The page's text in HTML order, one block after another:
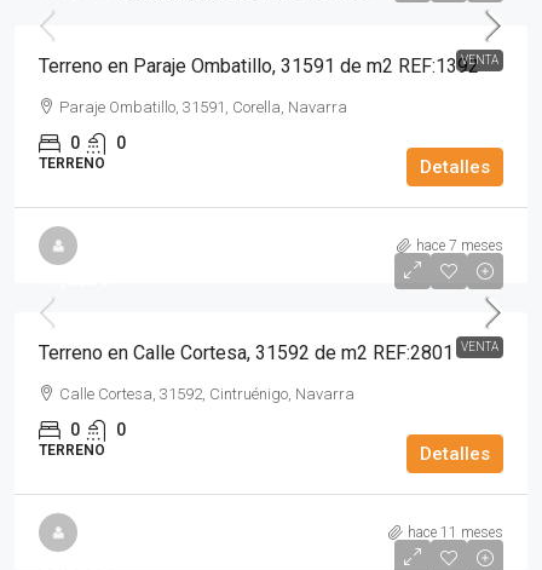
VENTA
Terreno en Paraje Ombatillo, 31591 de m2 REF:1392
Paraje Ombatillo, 31591, Corella, Navarra
0 0
TERRENO Detalles
hace 7 meses
VENTA
Terreno en Calle Cortesa, 31592 de m2 REF:2801
Calle Cortesa, 31592, Cintruénigo, Navarra
0 0
TERRENO Detalles
hace 11 meses